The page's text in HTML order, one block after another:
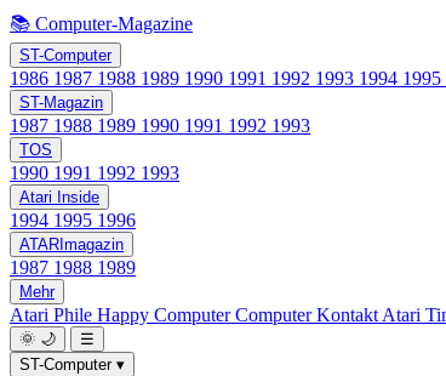
📚 Computer-Magazine
ST-Computer
1986 1987 1988 1989 1990 1991 1992 1993 1994 1995
ST-Magazin
1987 1988 1989 1990 1991 1992 1993
TOS
1990 1991 1992 1993
Atari Inside
1994 1995 1996
ATARImagazin
1987 1988 1989
Mehr
Atari Phile Happy ComputerComputer Kontakt Atari
🌞 🌙
☰
ST-Computer ▾